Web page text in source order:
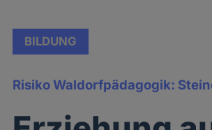
BILDUNG
Risiko Waldorfpädagogik: